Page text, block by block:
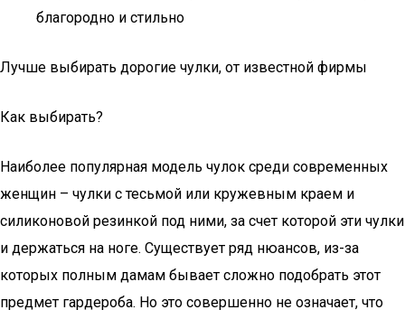
благородно и стильно
Лучше выбирать дорогие чулки, от известной фирмы
Как выбирать?
Наиболее популярная модель чулок среди современных
женщин – чулки с тесьмой или кружевным краем и
силиконовой резинкой под ними, за счет которой эти чулки
и держаться на ноге. Существует ряд нюансов, из-за
которых полным дамам бывает сложно подобрать этот
предмет гардероба. Но это совершенно не означает, что